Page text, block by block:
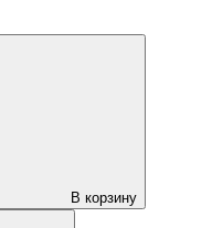
В корзину